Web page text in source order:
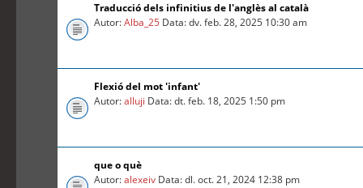
Traducció dels infinitius de l'anglès al català
Autor:Alba_25 Data: dv. feb. 28, 2025 10:30 am
Flexió del mot 'infant'
Autor:alluji Data: dt. feb. 18, 2025 1:50 pm
que o què
Autor:alexeiv Data: dl. oct. 21, 2024 12:38 pm